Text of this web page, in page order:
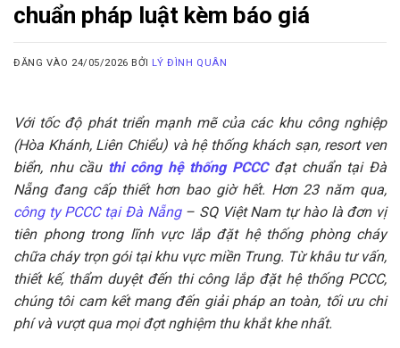
chuẩn pháp luật kèm báo giá
ĐĂNG VÀO 24/05/2026 BỞI LÝ ĐÌNH QUÂN
Với tốc độ phát triển mạnh mẽ của các khu công nghiệp
(Hòa Khánh, Liên Chiểu) và hệ thống khách sạn, resort ven
biển, nhu cầu thi công hệ thống PCCCđạt chuẩn tại Đà
Nẵng đang cấp thiết hơn bao giờ hết. Hơn 23 năm qua,
công ty PCCC tại Đà Nẵng– SQ Việt Nam tự hào là đơn vị
tiên phong trong lĩnh vực lắp đặt hệ thống phòng cháy
chữa cháy trọn gói tại khu vực miền Trung. Từ khâu tư vấn,
thiết kế, thẩm duyệt đến thi công lắp đặt hệ thống PCCC,
chúng tôi cam kết mang đến giải pháp an toàn, tối ưu chi
phí và vượt qua mọi đợt nghiệm thu khắt khe nhất.